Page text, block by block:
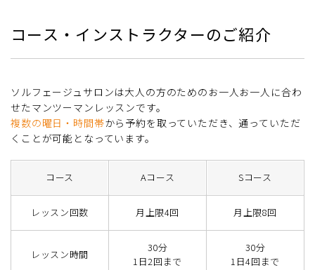
コース・インストラクターのご紹介
ソルフェージュサロンは大人の方のためのお一人お一人に合わ
せたマンツーマンレッスンです。
複数の曜日・時間帯から予約を取っていただき、通っていただ
くことが可能となっています。
コース Aコース Sコース
レッスン回数 月上限4回 月上限8回
レッスン時間
30分
1日2回まで
30分
1日4回まで